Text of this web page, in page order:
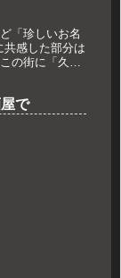
「珍しいお名
共感した部分は
の街に「久
で